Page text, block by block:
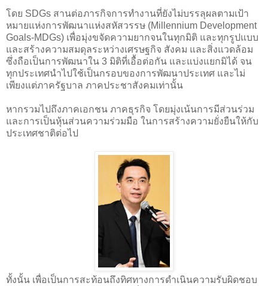
โดย SDGs สานต่อภารกิจการทำงานที่ยังไม่บรรลุผลตามเป้า
หมายแห่งการพัฒนาแห่งสหัสวรรษ (Millennium Development
Goals-MDGs) เพื่อมุ่งขจัดความยากจนในทุกมิติ และทุกรูปแบบ
และสร้างความสมดุลระหว่างเศรษฐกิจ สังคม และสิ่งแวดล้อม
ซึ่งถือเป็นการพัฒนาใน 3 มิติที่เอื้อต่อกัน และแบ่งแยกมิได้ จน
ทุกประเทศนำไปใช้เป็นกรอบของการพัฒนาประเทศ และไม่
เพียงแต่ภาครัฐบาล ภาคประชาสังคมเท่านั้น
หากรวมไปถึงภาคเอกชน ภาคธุรกิจ โดยมุ่งเน้นการมีส่วนร่วม
และการเป็นหุ้นส่วนความร่วมมือ ในการสร้างความยั่งยืนให้กับ
ประเทศชาติต่อไป
ทั้งนั้น เพื่อเป็นการสะท้อนถึงทิศทางการดำเนินความรับผิดชอบ